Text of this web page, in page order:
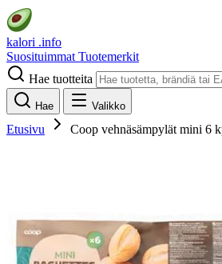
kalori .info
Suosituimmat Tuotemerkit
Hae tuotteita
Hae Valikko
Etusivu Coop vehnäsämpylät mini 6